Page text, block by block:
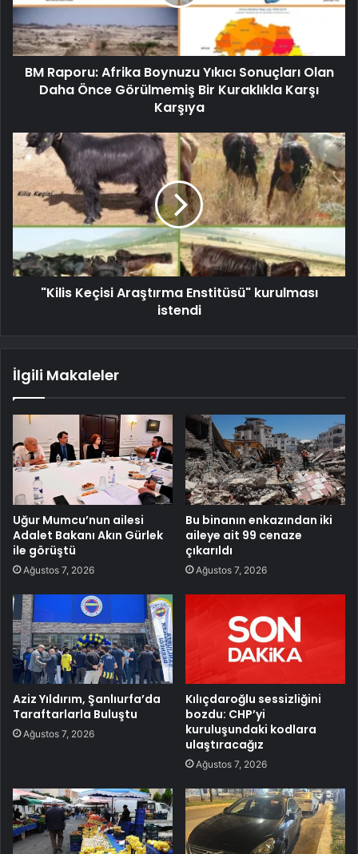
BM Raporu: Afrika Boynuzu Yıkıcı Sonuçları Olan
Daha Önce Görülmemiş Bir Kuraklıkla Karşı
Karşıya
"Kilis Keçisi Araştırma Enstitüsü" kurulması
istendi
İlgili Makaleler
Uğur Mumcu’nun ailesi
Adalet Bakanı Akın Gürlek
ile görüştü
Ağustos 7, 2026
Bu binanın enkazından iki
aileye ait 99 cenaze
çıkarıldı
Ağustos 7, 2026
Aziz Yıldırım, Şanlıurfa’da
Taraftarlarla Buluştu
Ağustos 7, 2026
Kılıçdaroğlu sessizliğini
bozdu: CHP’yi
kuruluşundaki kodlara
ulaştıracağız
Ağustos 7, 2026